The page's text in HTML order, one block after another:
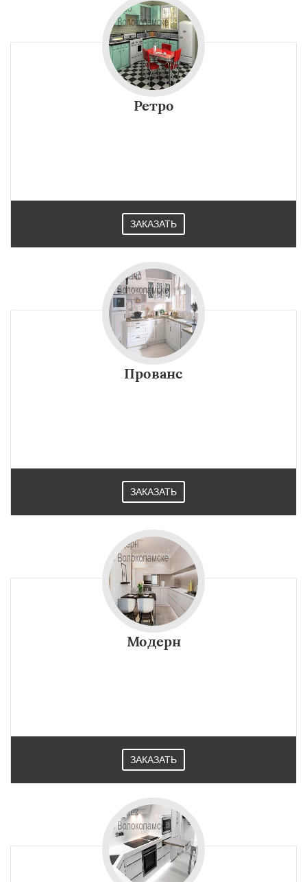
Ретро
ЗАКАЗАТЬ
Прованс
ЗАКАЗАТЬ
Модерн
ЗАКАЗАТЬ